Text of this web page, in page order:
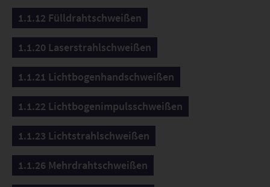
1.1.12 Fülldrahtschweißen
1.1.20 Laserstrahlschweißen
1.1.21 Lichtbogenhandschweißen
1.1.22 Lichtbogenimpulsschweißen
1.1.23 Lichtstrahlschweißen
1.1.26 Mehrdrahtschweißen